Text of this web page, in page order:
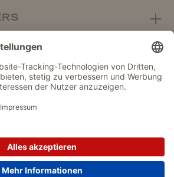
Vertrag widerrufen
IMPRESSUM